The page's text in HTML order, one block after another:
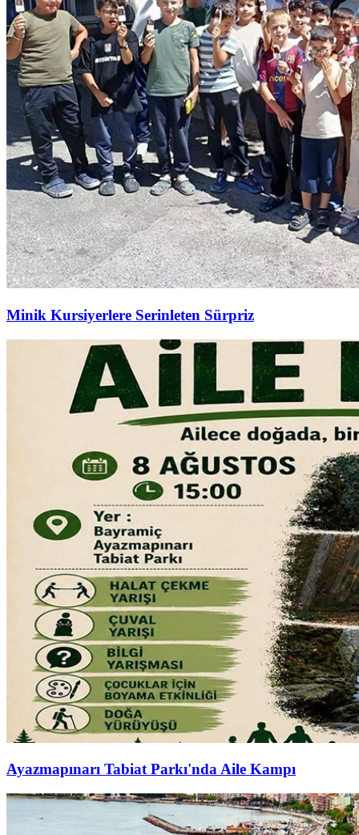
Minik Kursiyerlere Serinleten Sürpriz
Ayazmapınarı Tabiat Parkı'nda Aile Kampı